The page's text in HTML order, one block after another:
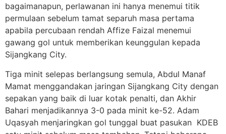
bagaimanapun, perlawanan ini hanya menemui titik
permulaan sebelum tamat separuh masa pertama
apabila percubaan rendah Affize Faizal menemui
gawang gol untuk memberikan keunggulan kepada
Sijangkang City.
Tiga minit selepas berlangsung semula, Abdul Manaf
Mamat menggandakan jaringan Sijangkang City dengan
sepakan yang baik di luar kotak penalti, dan Akhir
Bahari menjadikannya 3-0 pada minit ke-52. Adam
Uqasyah menjaringkan gol tunggal buat pasukan KDEB